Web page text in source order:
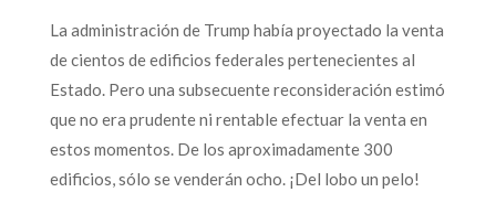
La administración de Trump había proyectado la venta
de cientos de edificios federales pertenecientes al
Estado. Pero una subsecuente reconsideración estimó
que no era prudente ni rentable efectuar la venta en
estos momentos. De los aproximadamente 300
edificios, sólo se venderán ocho. ¡Del lobo un pelo!